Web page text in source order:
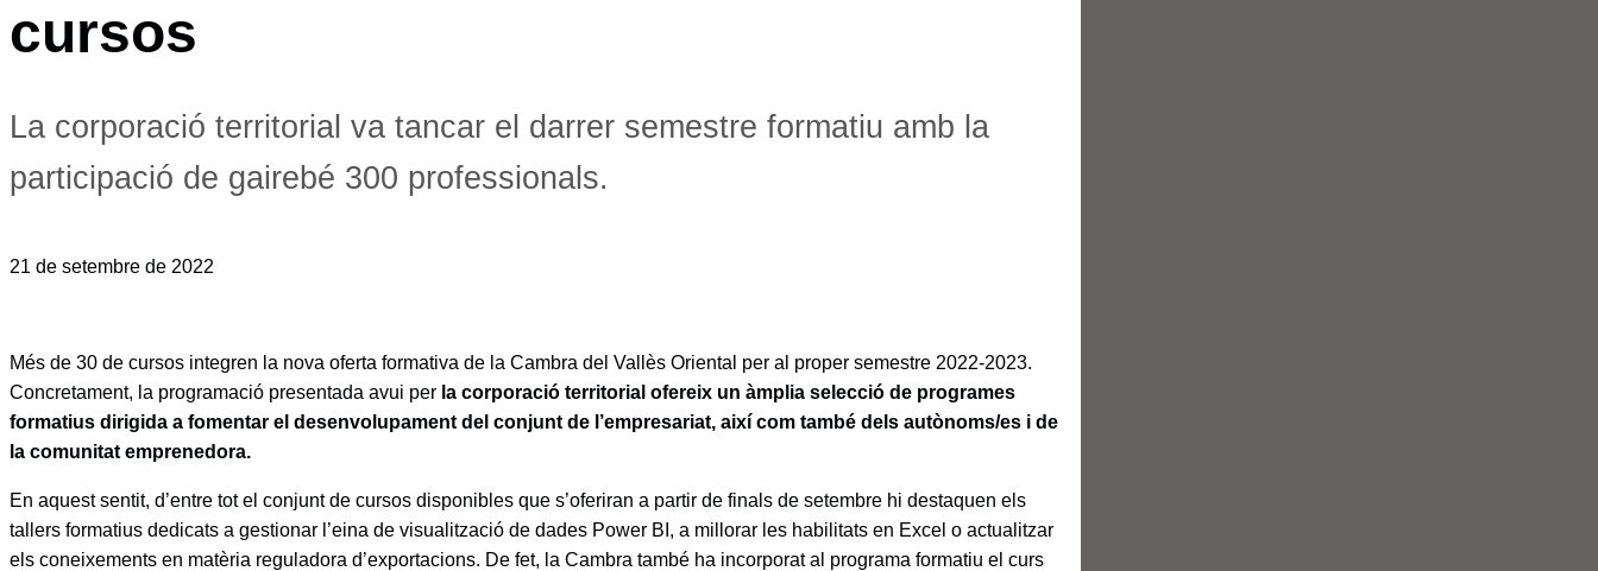
cursos
La corporació territorial va tancar el darrer semestre formatiu amb la
participació de gairebé 300 professionals.
21 de setembre de 2022
Més de 30 de cursos integren la nova oferta formativa de la Cambra del Vallès Oriental per al proper semestre 2022-2023.
Concretament, la programació presentada avui per la corporació territorial ofereix un àmplia selecció de programes
formatius dirigida a fomentar el desenvolupament del conjunt de l’empresariat, així com també dels autònoms/es i de
la comunitat emprenedora.
En aquest sentit, d’entre tot el conjunt de cursos disponibles que s’oferiran a partir de finals de setembre hi destaquen els
tallers formatius dedicats a gestionar l’eina de visualització de dades Power BI, a millorar les habilitats en Excel o actualitzar
els coneixements en matèria reguladora d’exportacions. De fet, la Cambra també ha incorporat al programa formatiu el curs